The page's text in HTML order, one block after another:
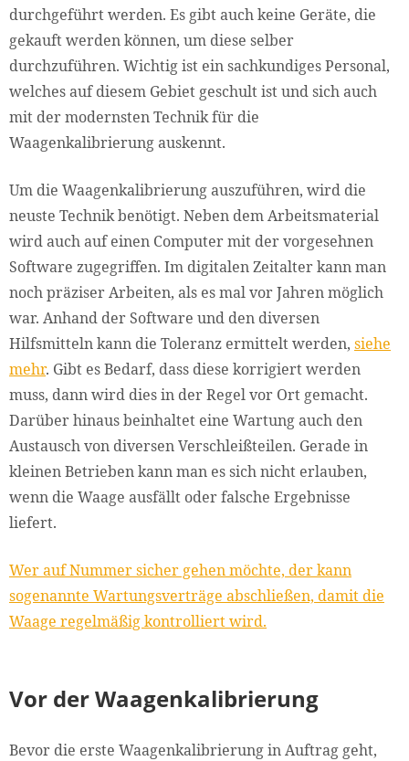
durchgeführt werden. Es gibt auch keine Geräte, die
gekauft werden können, um diese selber
durchzuführen. Wichtig ist ein sachkundiges Personal,
welches auf diesem Gebiet geschult ist und sich auch
mit der modernsten Technik für die
Waagenkalibrierung auskennt.
Um die Waagenkalibrierung auszuführen, wird die
neuste Technik benötigt. Neben dem Arbeitsmaterial
wird auch auf einen Computer mit der vorgesehnen
Software zugegriffen. Im digitalen Zeitalter kann man
noch präziser Arbeiten, als es mal vor Jahren möglich
war. Anhand der Software und den diversen
Hilfsmitteln kann die Toleranz ermittelt werden, siehe
mehr. Gibt es Bedarf, dass diese korrigiert werden
muss, dann wird dies in der Regel vor Ort gemacht.
Darüber hinaus beinhaltet eine Wartung auch den
Austausch von diversen Verschleißteilen. Gerade in
kleinen Betrieben kann man es sich nicht erlauben,
wenn die Waage ausfällt oder falsche Ergebnisse
liefert.
Wer auf Nummer sicher gehen möchte, der kann
sogenannte Wartungsverträge abschließen, damit die
Waage regelmäßig kontrolliert wird.
Vor der Waagenkalibrierung
Bevor die erste Waagenkalibrierung in Auftrag geht,